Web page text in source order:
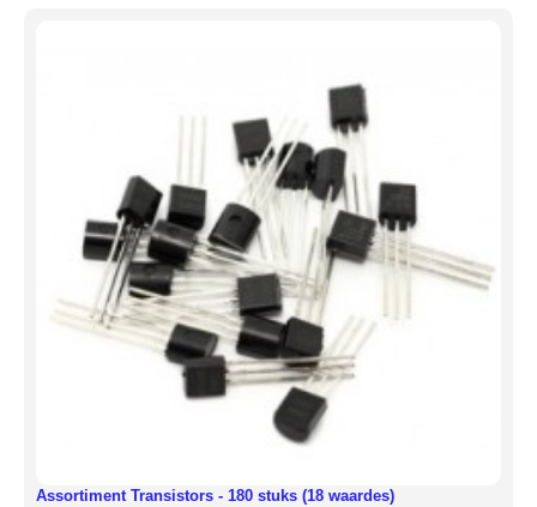
Assortiment Transistors - 180 stuks (18 waardes)